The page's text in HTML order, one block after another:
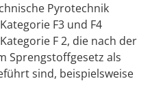
Pyrotechnik
F3 und F4
F 2, die nach der
Sprengstoffgesetz als
sind, beispielsweise